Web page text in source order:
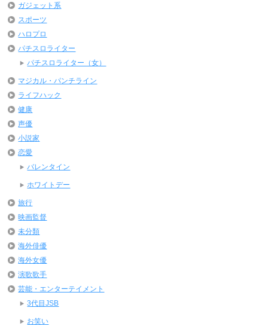
ガジェット系
スポーツ
ハロプロ
パチスロライター
パチスロライター（女）
マジカル・パンチライン
ライフハック
健康
声優
小説家
恋愛
バレンタイン
ホワイトデー
旅行
映画監督
未分類
海外俳優
海外女優
演歌歌手
芸能・エンターテイメント
3代目JSB
お笑い